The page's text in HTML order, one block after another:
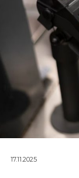
17.11.2025